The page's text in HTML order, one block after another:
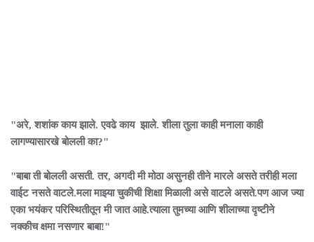
"अरे, शशांक काय झाले. एवढे काय झाले. शीला तुला काही मनाला काही
लागण्यासारखे बोलली का?"
"बाबा ती बोलली असती. तर, अगदी मी मोठा असुनही तीने मारले असते तरीही मला
वाईट नसते वाटले.मला माझ्या चुकीची शिक्षा मिळाली असे वाटले असते.पण आज ज्या
एका भयंकर परिस्थितीतून मी जात आहे.त्याला तुमच्या आणि शीलाच्या दृष्टीने
नक्कीच क्षमा नसणार बाबा!"